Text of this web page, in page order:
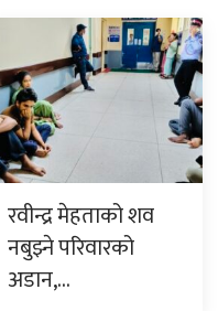
रवीन्द्र मेहताको शव
नबुझ्ने परिवारको
अडान,…